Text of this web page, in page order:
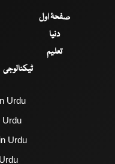
صفحۂ اول
دنیا
تعلیم
ٹیکنالوجی
Urdu
Urdu
Urdu